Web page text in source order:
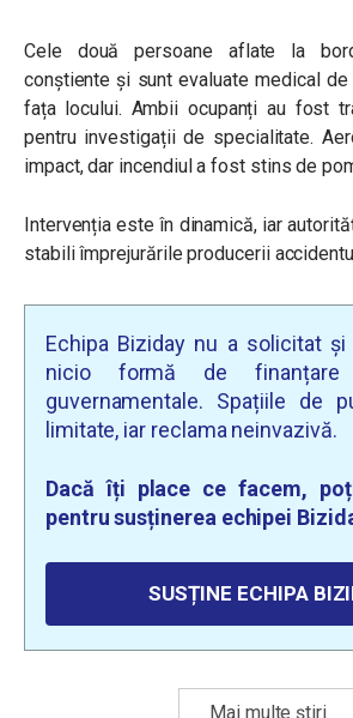
Cele două persoane aflate la
conștiente și sunt evaluate medical
fața locului. Ambii ocupanți au fost
pentru investigații de specialitate.
impact, dar incendiul a fost stins de
Intervenția este în dinamică, iar
stabili împrejurările producerii
Echipa Biziday nu a solicitat
nicio formă de
guvernamentale. Spațiile de
limitate, iar reclama neinvazivă.
Dacă îți place ce facem,
pentru susținerea echipei
SUSȚINE ECHIPA
Mai multe știri